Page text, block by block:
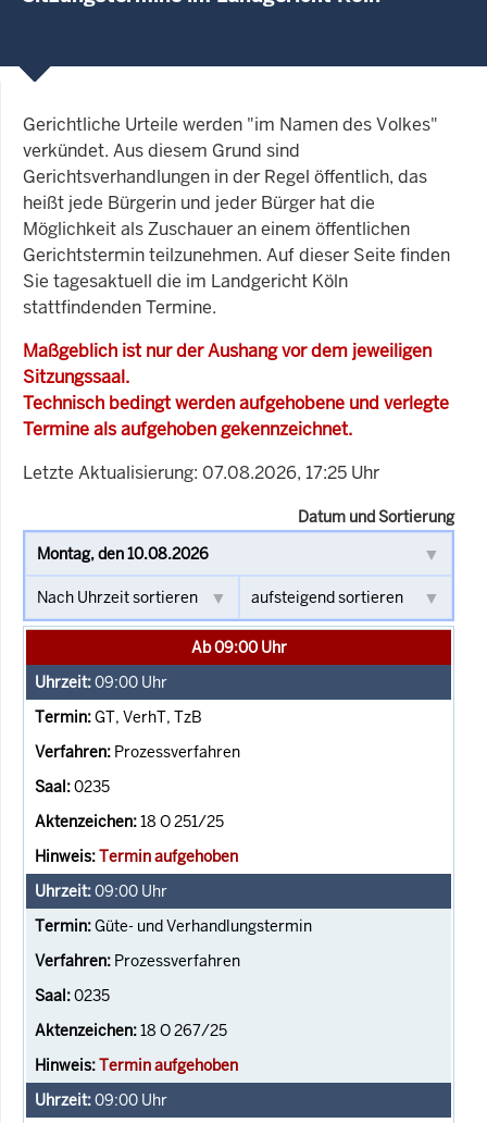
Gerichtliche Urteile werden "im Namen des Volkes"
verkündet. Aus diesem Grund sind
Gerichtsverhandlungen in der Regel öffentlich, das
heißt jede Bürgerin und jeder Bürger hat die
Möglichkeit als Zuschauer an einem öffentlichen
Gerichtstermin teilzunehmen. Auf dieser Seite finden
Sie tagesaktuell die im Landgericht Köln
stattfindenden Termine.
Maßgeblich ist nur der Aushang vor dem jeweiligen
Sitzungssaal.
Technisch bedingt werden aufgehobene und verlegte
Termine als aufgehoben gekennzeichnet.
Letzte Aktualisierung: 07.08.2026, 17:25 Uhr
Datum und Sortierung
Ab 09:00 Uhr
09:00 Uhr
GT, VerhT, TzB
Prozessverfahren
0235
18 O 251/25
Termin aufgehoben
09:00 Uhr
Güte- und Verhandlungstermin
Prozessverfahren
0235
18 O 267/25
Termin aufgehoben
09:00 Uhr